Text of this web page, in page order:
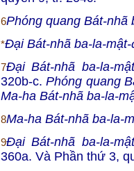
6Phóng quang Bát-nhã
*Đại Bát-nhã ba-la-
7Đại Bát-nhã ba-la-
320b-c.Phóng quang
Ma-ha Bát-nhã ba-la-
8Ma-ha Bát-nhã ba-la-
9Đại Bát-nhã ba-la-
360a. Và Phần thứ 3,